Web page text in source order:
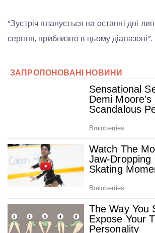
“Зустріч планується на останні дні
серпня, приблизно в цьому діапазоні”.